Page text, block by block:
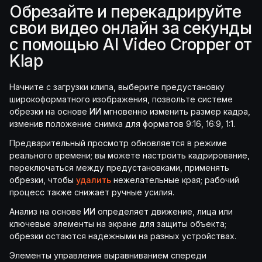
Обрезайте и перекадрируйте
свои видео онлайн за секунды
с помощью AI Video Cropper от
Klap
Начните с загрузки клипа, выберите предустановку
широкоформатного изображения, позвольте системе
обрезки на основе ИИ мгновенно изменить размер кадра,
изменив положение снимка для форматов 9:16, 16:9, 1:1.
Предварительный просмотр обновляется в режиме
реального времени; вы можете настроить кадрирование,
переключаться между предустановками, применять
обрезки, чтобы удалить нежелательные края; рабочий
процесс также снижает ручные усилия.
Анализ на основе ИИ определяет движение, лица или
ключевые элементы на экране для защиты объекта;
обрезки остаются надежными на разных устройствах.
Элементы управления выравниванием спереди